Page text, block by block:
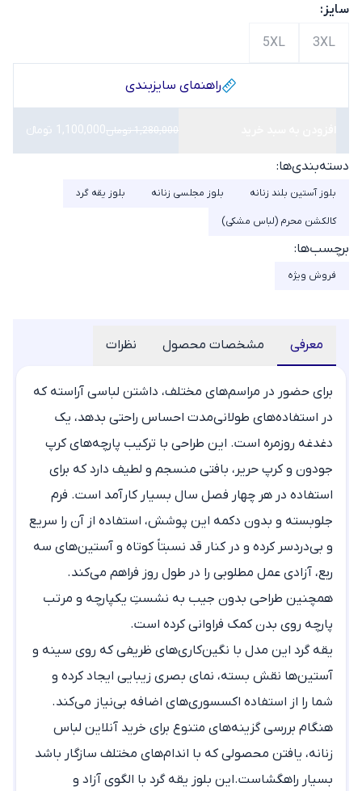
سایز:
3XL
5XL
راهنمای سایز‌بندی
1,280,000 تومان 1,100,000 تومانء
دسته‌بندی‌ها:
بلوز آستین بلند زنانه بلوز مجلسی زنانه بلوز یقه گرد
کالکشن محرم (لباس مشکی)
برچسب‌ها:
فروش ویژه
معرفی مشخصات محصول نظرات
برای حضور در مراسم‌های مختلف، داشتن لباسی آراسته که
در استفاده‌های طولانی‌مدت احساس راحتی بدهد، یک
دغدغه روزمره است. این طراحی با ترکیب پارچه‌های کرپ
جودون و کرپ حریر، بافتی منسجم و لطیف دارد که برای
استفاده در هر چهار فصل سال بسیار کارآمد است. فرم
جلوبسته و بدون دکمه این پوشش، استفاده از آن را سریع
و بی‌دردسر کرده و در کنار قد نسبتاً کوتاه و آستین‌های سه
ربع، آزادی عمل مطلوبی را در طول روز فراهم می‌کند.
همچنین طراحی بدون جیب به نشستِ یکپارچه و مرتب
پارچه روی بدن کمک فراوانی کرده است.
یقه گرد این مدل با نگین‌کاری‌های ظریفی که روی سینه و
آستین‌ها نقش بسته، نمای بصری زیبایی ایجاد کرده و
شما را از استفاده اکسسوری‌های اضافه بی‌نیاز می‌کند.
هنگام بررسی گزینه‌های متنوع برای خرید آنلاین لباس
زنانه، یافتن محصولی که با اندام‌های مختلف سازگار باشد
بسیار راهگشاست.این بلوز یقه گرد با الگوی آزاد و